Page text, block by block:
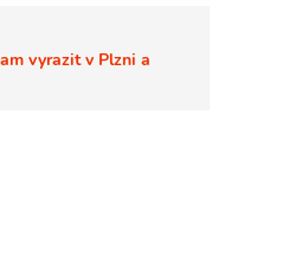
vyrazit v Plzni a